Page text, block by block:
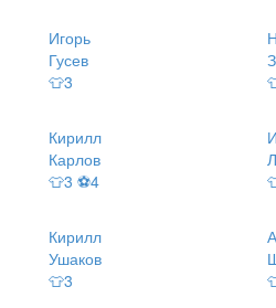
Игорь
Гусев
👕3
Кирилл
Карлов
👕3 ⚽4
Кирилл
Ушаков
👕3